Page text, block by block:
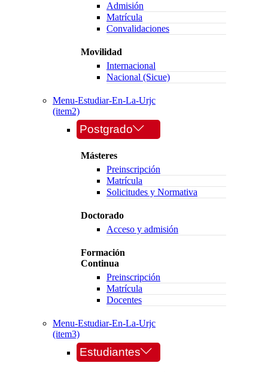
Admisión
Matrícula
Convalidaciones
Movilidad
Internacional
Nacional (Sicue)
Menu-Estudiar-En-La-Urjc
(item2)
Postgrado
Másteres
Preinscripción
Matrícula
Solicitudes y Normativa
Doctorado
Acceso y admisión
Formación
Continua
Preinscripción
Matrícula
Docentes
Menu-Estudiar-En-La-Urjc
(item3)
Estudiantes